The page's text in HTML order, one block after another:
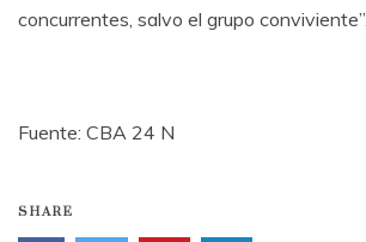
concurrentes, salvo el grupo conviviente”.
Fuente: CBA 24 N
SHARE